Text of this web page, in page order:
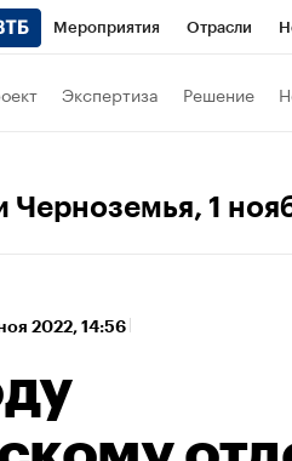
Мероприятия Отрасли
Экспертиза Решение
Черноземья, 1
2022, 14:56